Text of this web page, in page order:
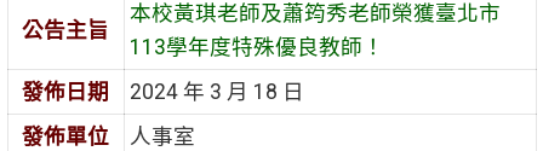
公告主旨
本校黃琪老師及蕭筠秀老師榮獲臺北市
113學年度特殊優良教師！
發佈日期
2024 年 3 月 18 日
發佈單位
人事室